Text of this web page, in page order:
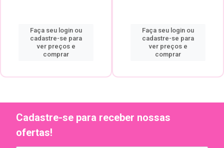
Faça seu login ou
cadastre-se para
ver preços e
comprar
Faça seu login ou
cadastre-se para
ver preços e
comprar
Cadastre-se para receber nossas
ofertas!